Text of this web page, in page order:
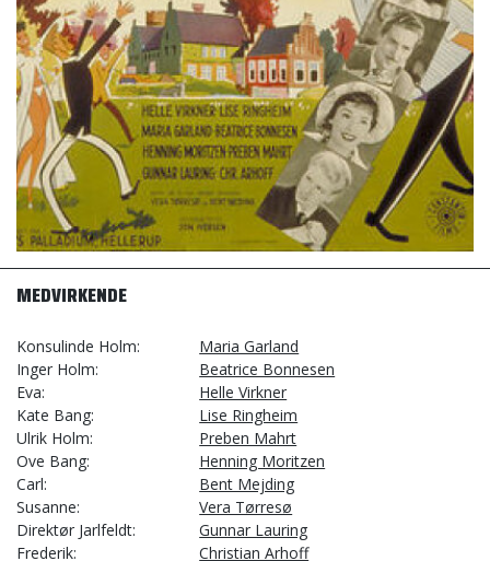
MEDVIRKENDE
Konsulinde Holm
Maria Garland
Inger Holm
Beatrice Bonnesen
Eva
Helle Virkner
Kate Bang
Lise Ringheim
Ulrik Holm
Preben Mahrt
Ove Bang
Henning Moritzen
Carl
Bent Mejding
Susanne
Vera Tørresø
Direktør Jarlfeldt
Gunnar Lauring
Frederik
Christian Arhoff